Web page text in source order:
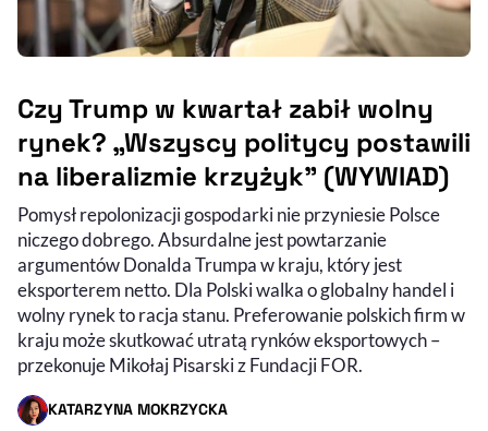
Czy Trump w kwartał zabił wolny
rynek? „Wszyscy politycy postawili
na liberalizmie krzyżyk” (WYWIAD)
Pomysł repolonizacji gospodarki nie przyniesie Polsce
niczego dobrego. Absurdalne jest powtarzanie
argumentów Donalda Trumpa w kraju, który jest
eksporterem netto. Dla Polski walka o globalny handel i
wolny rynek to racja stanu. Preferowanie polskich firm w
kraju może skutkować utratą rynków eksportowych –
przekonuje Mikołaj Pisarski z Fundacji FOR.
KATARZYNA MOKRZYCKA
- AUTOR ARTYKUŁU - PROFIL